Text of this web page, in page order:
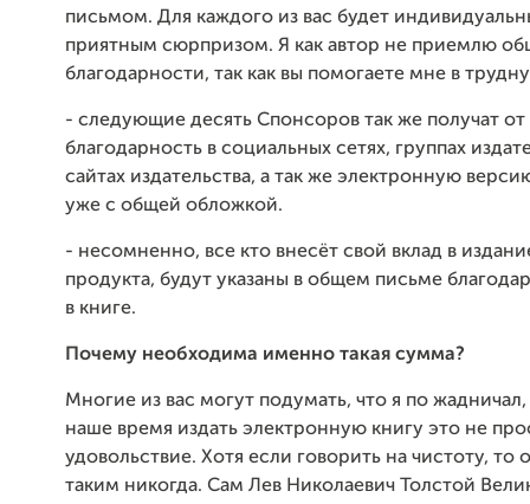
письмом. Для каждого из вас будет
приятным сюрпризом. Я как автор не приемлю
благодарности, так как вы помогаете мне в
- следующие десять Спонсоров так же получат
благодарность в социальных сетях, группах
сайтах издательства, а так же электронную
уже с общей обложкой.
- несомненно, все кто внесёт свой вклад в
продукта, будут указаны в общем письме
в книге.
Почему необходима именно такая сумма?
Многие из вас могут подумать, что я по
наше время издать электронную книгу это не
удовольствие. Хотя если говорить на чистоту, то
таким никогда. Сам Лев Николаевич Толстой